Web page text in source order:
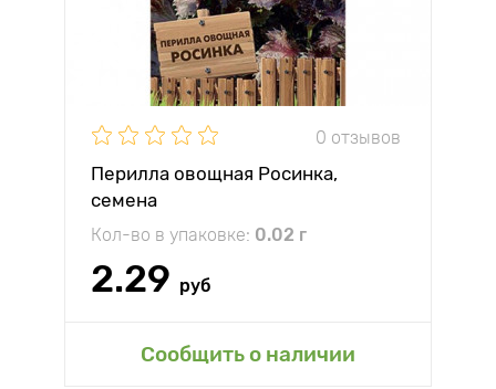
0 отзывов
Перилла овощная Росинка,
семена
Кол-во в упаковке: 0.02 г
2.29 руб
Сообщить о наличии